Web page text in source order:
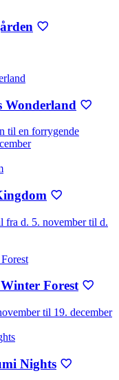
Wonderland
til en forrygende
fra d. 5. november til d.
Forest
til 19. december
Nights